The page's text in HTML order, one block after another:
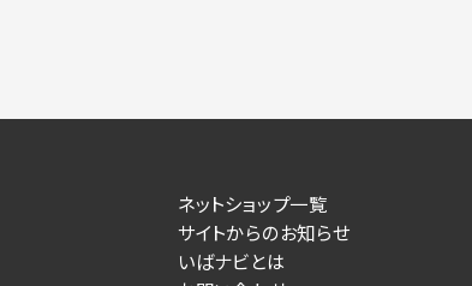
ネットショップ一覧
サイトからのお知らせ
いばナビとは